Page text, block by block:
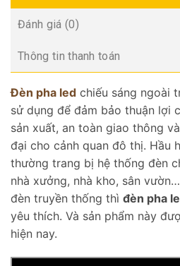
Đánh giá (0)
Thông tin thanh toán
Đèn pha led chiếu sáng ngoài
sử dụng để đảm bảo thuận lợi
sản xuất, an toàn giao thông
đại cho cảnh quan đô thị. Hầu
thường trang bị hệ thống đèn
nhà xưởng, nhà kho, sân
đèn truyền thống thì đèn pha
yêu thích. Và sản phẩm này
hiện nay.